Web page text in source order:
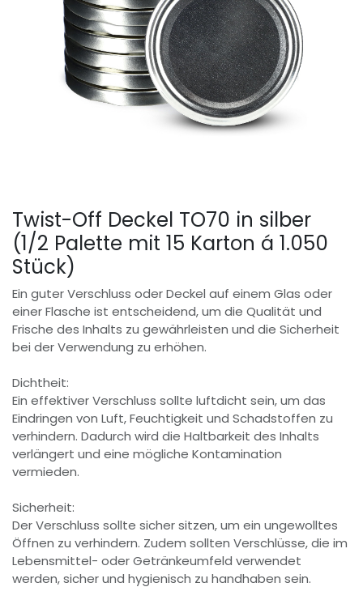
Twist-Off Deckel TO70 in silber
(1/2 Palette mit 15 Karton á 1.050
Stück)
Ein guter Verschluss oder Deckel auf einem Glas oder
einer Flasche ist entscheidend, um die Qualität und
Frische des Inhalts zu gewährleisten und die Sicherheit
bei der Verwendung zu erhöhen.
Dichtheit:
Ein effektiver Verschluss sollte luftdicht sein, um das
Eindringen von Luft, Feuchtigkeit und Schadstoffen zu
verhindern. Dadurch wird die Haltbarkeit des Inhalts
verlängert und eine mögliche Kontamination
vermieden.
Sicherheit:
Der Verschluss sollte sicher sitzen, um ein ungewolltes
Öffnen zu verhindern. Zudem sollten Verschlüsse, die im
Lebensmittel- oder Getränkeumfeld verwendet
werden, sicher und hygienisch zu handhaben sein.